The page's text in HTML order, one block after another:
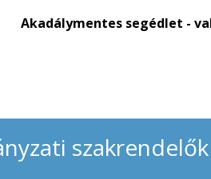
Akadálymentes segédlet -